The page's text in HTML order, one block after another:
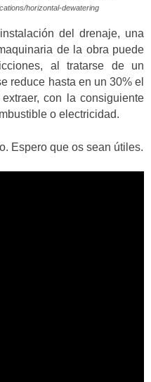
horizontal-dewatering
del drenaje, una
de la obra puede
al tratarse de un
reduce hasta en un 30% el
con la consiguiente
o electricidad.
Espero que os sean útiles.